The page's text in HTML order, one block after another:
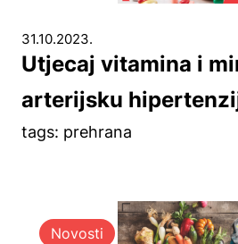
31.10.2023.
Utjecaj vitamina i
arterijsku
tags: prehrana
Novosti